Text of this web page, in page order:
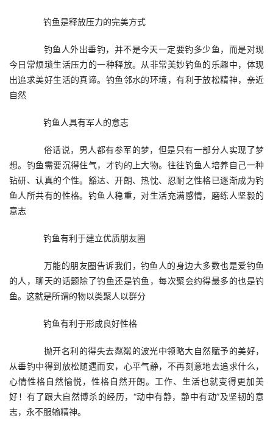
钓鱼是释放压力的完美方式
钓鱼人外出垂钓，并不是今天一定要钓多少鱼，而是对现
今日常烦琐生活压力的一种释放。从非常美妙钓鱼的乐趣中，体现
出追求美好生活的真谛。钓鱼邻水的环境，有利于放松精神，亲近
自然
钓鱼人具有军人的意志
俗话说，男人都有参军的梦，但是只有一部分人实现了梦
想。钓鱼需要沉得住气，才钓的上大物。往往钓鱼人培养自己一种
钻研、认真的个性。豁达、开朗、热忱、忍耐之性格已逐渐成为钓
鱼人所共有的性格。钓鱼人稳重，对生活充满感情，磨练人坚毅的
意志
钓鱼有利于建立优质朋友圈
万能的朋友圈告诉我们，钓鱼人的身边大多数也是爱钓鱼
的人，聊天的话题除了钓鱼还是钓鱼，每次聚会约得最多的也是钓
鱼。这就是所谓的物以类聚人以群分
钓鱼有利于形成良好性格
抛开名利的得失去粼粼的波光中领略大自然赋予的美好，
从垂钓中得到放松随遇而安，心平气静，不再刻意地去追求什么，
心情性格自然愉悦，性格自然开朗。工作、生活也就变得更加美
好！有了跟大自然博杀的经历，“动中有静，静中有动”及坚韧的意
志，永不服输精神。